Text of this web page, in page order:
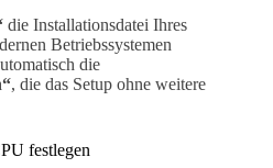
die Installationsdatei Ihres
Betriebssystemen
die
, die das Setup ohne weitere
festlegen